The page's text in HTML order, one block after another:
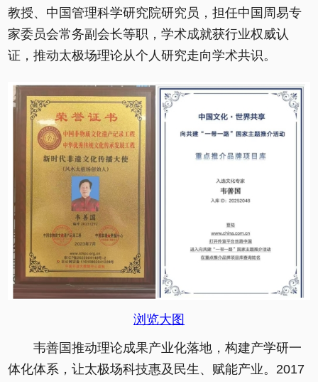
教授、中国管理科学研究院研究员，担任中国周易专
家委员会常务副会长等职，学术成就获行业权威认
证，推动太极场理论从个人研究走向学术共识。
浏览大图
韦善国推动理论成果产业化落地，构建产学研一
体化体系，让太极场科技惠及民生、赋能产业。2017